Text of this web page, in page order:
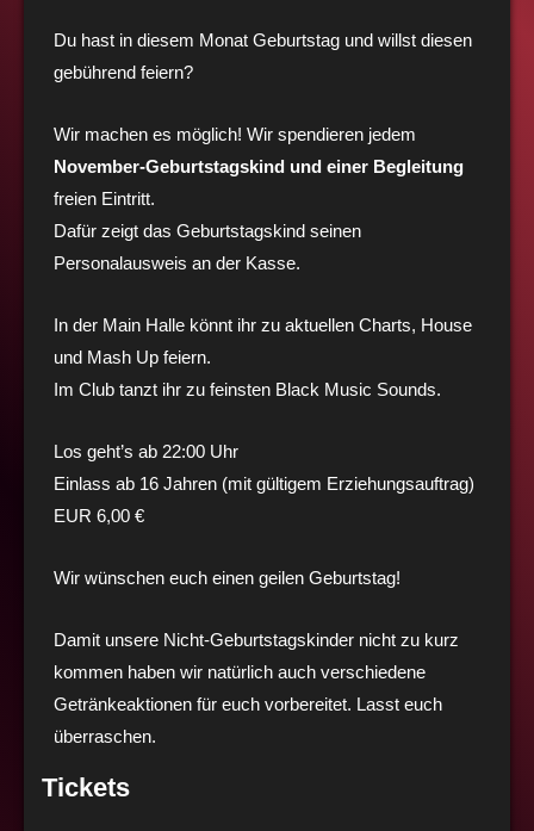
Du hast in diesem Monat Geburtstag und willst diesen
gebührend feiern?
Wir machen es möglich! Wir spendieren jedem
November-Geburtstagskind und einer Begleitung
freien Eintritt.
Dafür zeigt das Geburtstagskind seinen
Personalausweis an der Kasse.
In der Main Halle könnt ihr zu aktuellen Charts, House
und Mash Up feiern.
Im Club tanzt ihr zu feinsten Black Music Sounds.
Los geht’s ab 22:00 Uhr
Einlass ab 16 Jahren (mit gültigem Erziehungsauftrag)
EUR 6,00 €
Wir wünschen euch einen geilen Geburtstag!
Damit unsere Nicht-Geburtstagskinder nicht zu kurz
kommen haben wir natürlich auch verschiedene
Getränkeaktionen für euch vorbereitet. Lasst euch
überraschen.
Tickets